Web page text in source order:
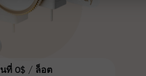
นที่ 0$ / ล็อต
สนามแข่งและความเร็ว
มีคุณค่าเดียวกัน Aleš
วามมุ่งมั่นและวินัยเข้าสู่
เทรด ในฐานะพันธมิตรที่
าลใจให้ลูกค้าบรรลุเป้า
ทะยาน
— ตัวคูณที่ใหญ่ที่สุด